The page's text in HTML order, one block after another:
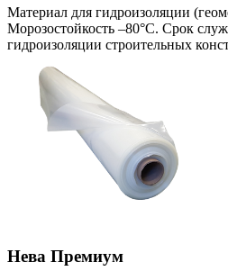
Материал для гидроизоляции
Морозостойкость –80°С. Срок
гидроизоляции строительных
Нева Премиум